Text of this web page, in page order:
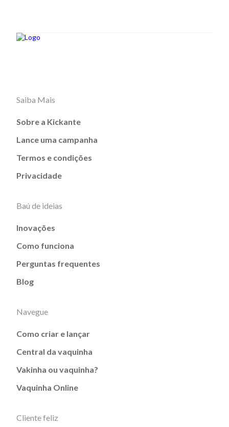
Saiba Mais
Sobre a Kickante
Lance uma campanha
Termos e condições
Privacidade
Baú de ideias
Inovações
Como funciona
Perguntas frequentes
Blog
Navegue
Como criar e lançar
Central da vaquinha
Vakinha ou vaquinha?
Vaquinha Online
Cliente feliz